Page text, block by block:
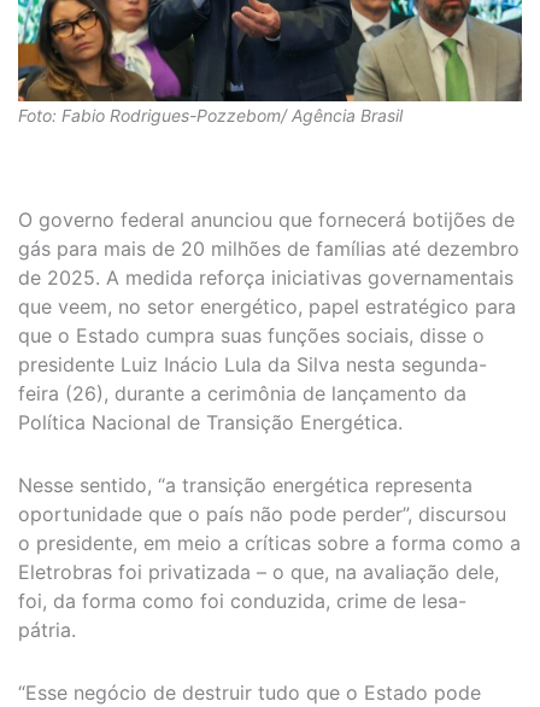
Foto: Fabio Rodrigues-Pozzebom/ Agência Brasil
O governo federal anunciou que fornecerá botijões de
gás para mais de 20 milhões de famílias até dezembro
de 2025. A medida reforça iniciativas governamentais
que veem, no setor energético, papel estratégico para
que o Estado cumpra suas funções sociais, disse o
presidente Luiz Inácio Lula da Silva nesta segunda-
feira (26), durante a cerimônia de lançamento da
Política Nacional de Transição Energética.
Nesse sentido, “a transição energética representa
oportunidade que o país não pode perder”, discursou
o presidente, em meio a críticas sobre a forma como a
Eletrobras foi privatizada – o que, na avaliação dele,
foi, da forma como foi conduzida, crime de lesa-
pátria.
“Esse negócio de destruir tudo que o Estado pode